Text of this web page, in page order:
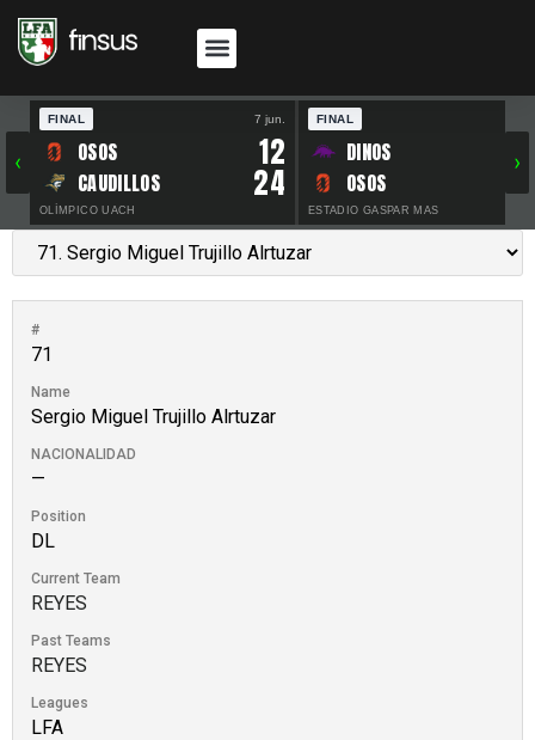
‹
FINAL 7 jun.
OSOS 12
CAUDILLOS 24
OLÍMPICO UACH
FINAL
DINOS
OSOS
ESTADIO GASPAR MAS
›
#
71
Name
Sergio Miguel Trujillo Alrtuzar
NACIONALIDAD
—
Position
DL
Current Team
REYES
Past Teams
REYES
Leagues
LFA